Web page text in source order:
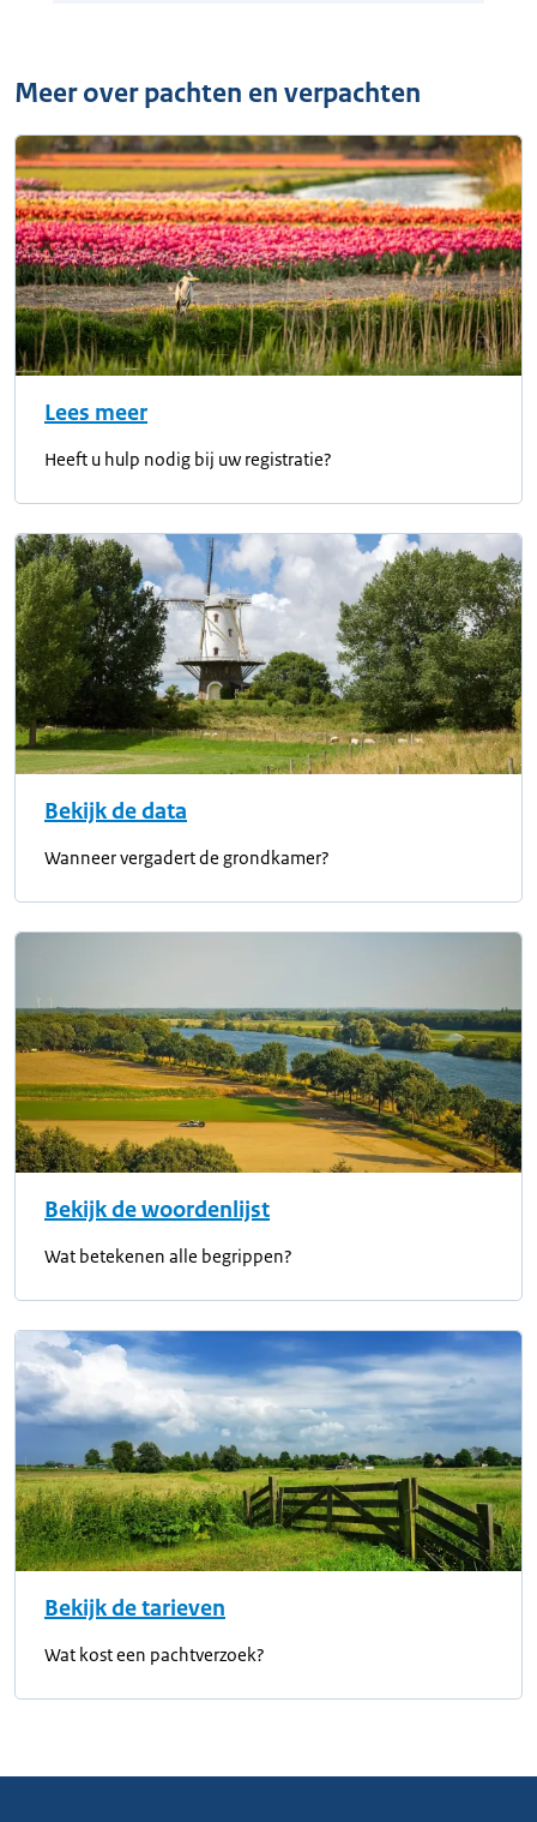
Meer over pachten en verpachten
Lees meer
Heeft u hulp nodig bij uw registratie?
Bekijk de data
Wanneer vergadert de grondkamer?
Bekijk de woordenlijst
Wat betekenen alle begrippen?
Bekijk de tarieven
Wat kost een pachtverzoek?